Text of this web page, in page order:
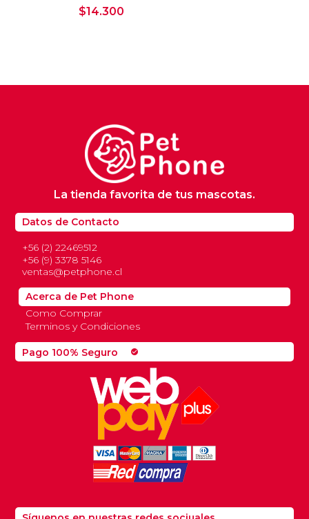
$14.300
Pago 100% Seguro check_circle
Datos de Contacto
+56 (2) 22469512
+56 (9) 3378 5146
ventas@petphone.cl
La tienda favorita de tus mascotas.
Acerca de Pet Phone
Como Comprar
Terminos y Condiciones